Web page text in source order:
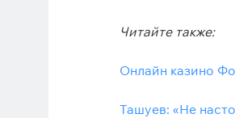
Читайте также:
Онлайн казино
Ташуев: «Не